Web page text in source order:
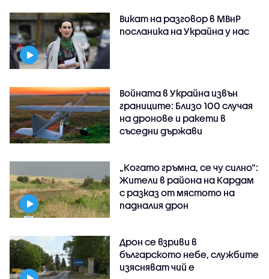
Викат на разговор в МВнР
посланика на Украйна у нас
Войната в Украйна извън
границите: Близо 100 случая
на дронове и ракети в
съседни държави
„Когато гръмна, се чу силно“:
Жители в района на Кардам
с разказ от мястото на
падналия дрон
Дрон се взриви в
българското небе, службите
изясняват чий е